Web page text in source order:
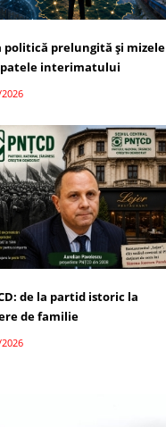
politică prelungită și mizele
interimatului
de la partid istoric la
de familie